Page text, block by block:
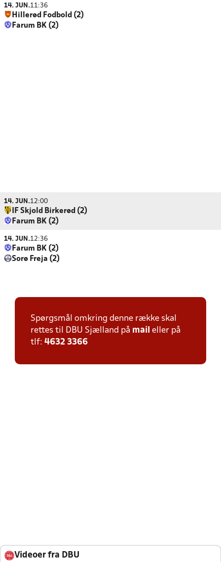
14. JUN.11:36
Hillerød Fodbold (2)
Farum BK (2)
14. JUN.12:00
IF Skjold Birkerød (2)
Farum BK (2)
14. JUN.12:36
Farum BK (2)
Sorø Freja (2)
Spørgsmål omkring denne række skal
rettes til DBU Sjælland på mail eller på
tlf: 4632 3366
Videoer fra DBU